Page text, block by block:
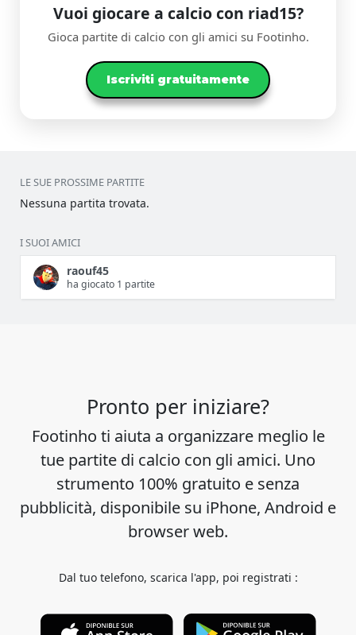
Vuoi giocare a calcio con riad15?
Gioca partite di calcio con gli amici su Footinho.
Iscriviti gratuitamente
LE SUE PROSSIME PARTITE
Nessuna partita trovata.
I SUOI AMICI
raouf45
ha giocato 1 partite
Pronto per iniziare?
Footinho ti aiuta a organizzare meglio le
tue partite di calcio con gli amici. Uno
strumento 100% gratuito e senza
pubblicità, disponibile su iPhone, Android e
browser web.
Dal tuo telefono, scarica l'app, poi registrati :